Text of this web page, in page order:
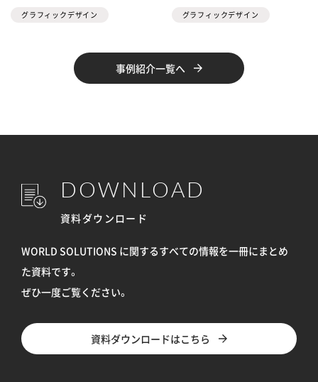
グラフィックデザイン グラフィックデザイン
事例紹介一覧へ
DOWNLOAD
資料ダウンロード
WORLD SOLUTIONS に関するすべての情報を一冊にまとめ
た資料です。
ぜひ一度ご覧ください。
資料ダウンロードはこちら